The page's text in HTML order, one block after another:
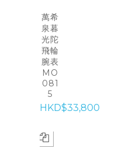
萬希
泉暮
光陀
飛輪
腕表
MO
081
5
HKD$33,800